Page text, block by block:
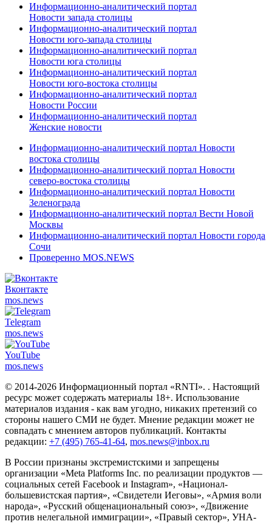
Информационно-аналитический портал
Новости запада столицы
Информационно-аналитический портал
Новости юго-запада столицы
Информационно-аналитический портал
Новости юга столицы
Информационно-аналитический портал
Новости юго-востока столицы
Информационно-аналитический портал
Новости России
Информационно-аналитический портал
Женские новости
Информационно-аналитический портал Новости
востока столицы
Информационно-аналитический портал Новости
северо-востока столицы
Информационно-аналитический портал Новости
Зеленограда
Информационно-аналитический портал Вести Новой
Москвы
Информационно-аналитический портал Новости города
Сочи
Проверенно MOS.NEWS
Вконтакте
mos.news
Telegram
mos.news
YouTube
mos.news
© 2014-2026 Информационный портал «RNTI». . Настоящий
ресурс может содержать материалы 18+. Использование
материалов издания - как вам угодно, никаких претензий со
стороны нашего СМИ не будет. Мнение редакции может не
совпадать с мнением авторов публикаций. Контакты
редакции: +7 (495) 765-41-64, mos.news@inbox.ru
В России признаны экстремистскими и запрещены
организации «Meta Platforms Inc. по реализации продуктов —
социальных сетей Facebook и Instagram», «Национал-
большевистская партия», «Свидетели Иеговы», «Армия воли
народа», «Русский общенациональный союз», «Движение
против нелегальной иммиграции», «Правый сектор», УНА-